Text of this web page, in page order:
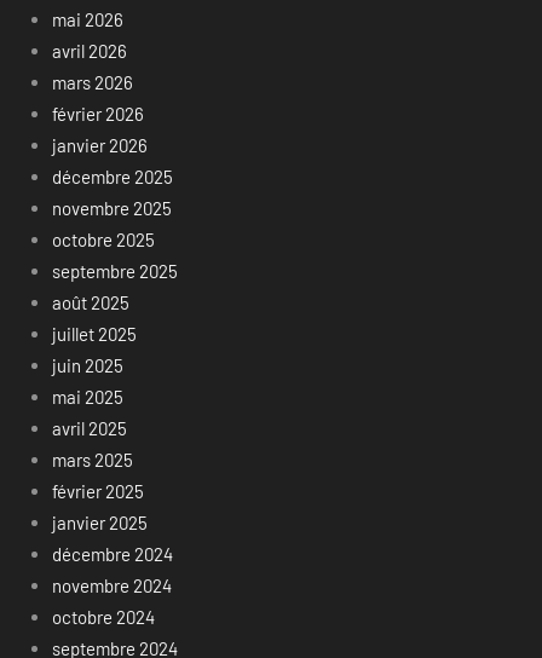
mai 2026
avril 2026
mars 2026
février 2026
janvier 2026
décembre 2025
novembre 2025
octobre 2025
septembre 2025
août 2025
juillet 2025
juin 2025
mai 2025
avril 2025
mars 2025
février 2025
janvier 2025
décembre 2024
novembre 2024
octobre 2024
septembre 2024